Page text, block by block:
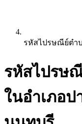
รหัสไปรษณีย์ตำ
รหัสไปรษ
ในอำเภอป